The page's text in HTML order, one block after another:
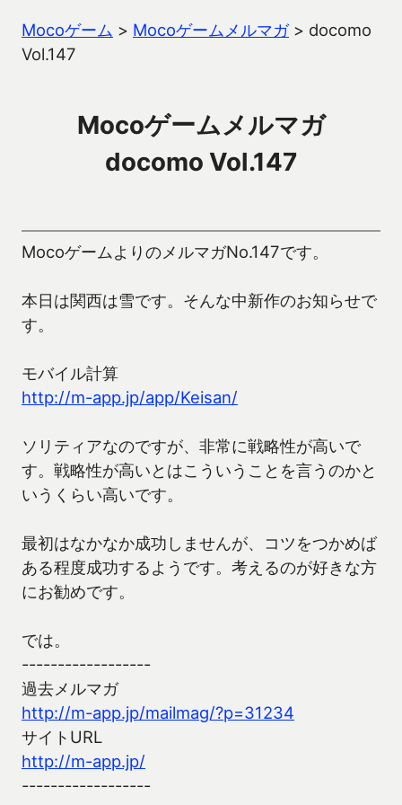
Mocoゲーム > Mocoゲームメルマガ> docomo
Vol.147
Mocoゲームメルマガ
docomo Vol.147
MocoゲームよりのメルマガNo.147です。
本日は関西は雪です。そんな中新作のお知らせで
す。
モバイル計算
http://m-app.jp/app/Keisan/
ソリティアなのですが、非常に戦略性が高いで
す。戦略性が高いとはこういうことを言うのかと
いうくらい高いです。
最初はなかなか成功しませんが、コツをつかめば
ある程度成功するようです。考えるのが好きな方
にお勧めです。
では。
------------------
過去メルマガ
http://m-app.jp/mailmag/?p=31234
サイトURL
http://m-app.jp/
------------------